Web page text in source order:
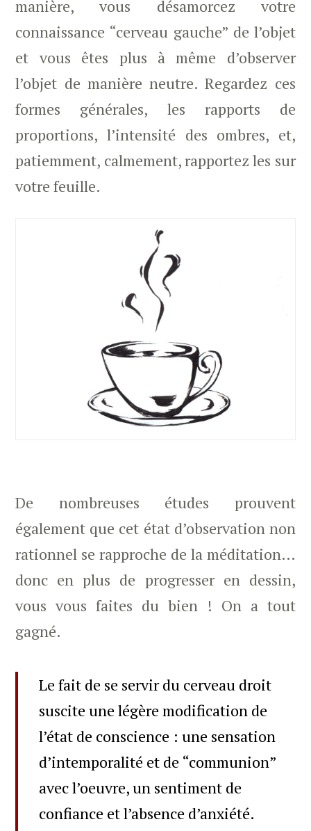
manière, vous désamorcez votre
connaissance “cerveau gauche” de l’objet
et vous êtes plus à même d’observer
l’objet de manière neutre. Regardez ces
formes générales, les rapports de
proportions, l’intensité des ombres, et,
patiemment, calmement, rapportez les sur
votre feuille.
De nombreuses études prouvent
également que cet état d’observation non
rationnel se rapproche de la méditation…
donc en plus de progresser en dessin,
vous vous faites du bien ! On a tout
gagné.
Le fait de se servir du cerveau droit
suscite une légère modification de
l’état de conscience : une sensation
d’intemporalité et de “communion”
avec l’oeuvre, un sentiment de
confiance et l’absence d’anxiété.